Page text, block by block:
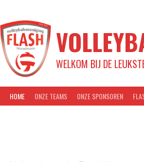
inhoud
WELKOM BIJ DE
HOME ONZE TEAMS ONZE SPONSOREN